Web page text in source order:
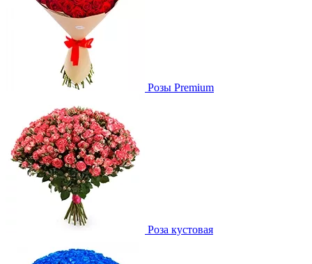
Розы Premium
Роза кустовая